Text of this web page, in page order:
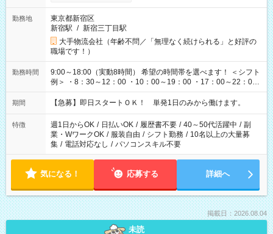
勤務地
東京都新宿区
新宿駅 / 新宿三丁目駅
大手物流会社（年齢不問／「無理なく続けられる」と好評の
職場です！）
勤務時間
9:00～18:00（実動8時間） 希望の時間帯を選べます！ ＜シフト
例＞ ・8：30～12：00 ・10：00～19：00 ・17：00～22：00
・13：00～22：00 ・22：00～翌6：00 など
期間 【急募】即日スタートＯＫ！ 単発1日のみから働けます。
特徴 週1日からOK / 日払いOK / 履歴書不要 / 40～50代活躍中 / 副
業・WワークOK / 服装自由 / シフト勤務 / 10名以上の大量募
集 / 電話対応なし / パソコンスキル不要
気になる！ 応募する 詳細へ
掲載日：2026.08.04
未読